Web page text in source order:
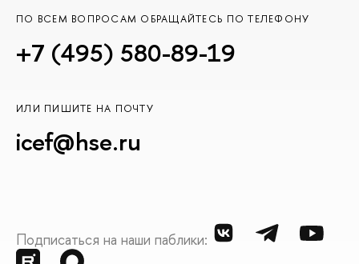
ПО ВСЕМ ВОПРОСАМ ОБРАЩАЙТЕСЬ ПО ТЕЛЕФОНУ
+7 (495) 580-89-19
ИЛИ ПИШИТЕ НА ПОЧТУ
icef@hse.ru
Подписаться на наши паблики: